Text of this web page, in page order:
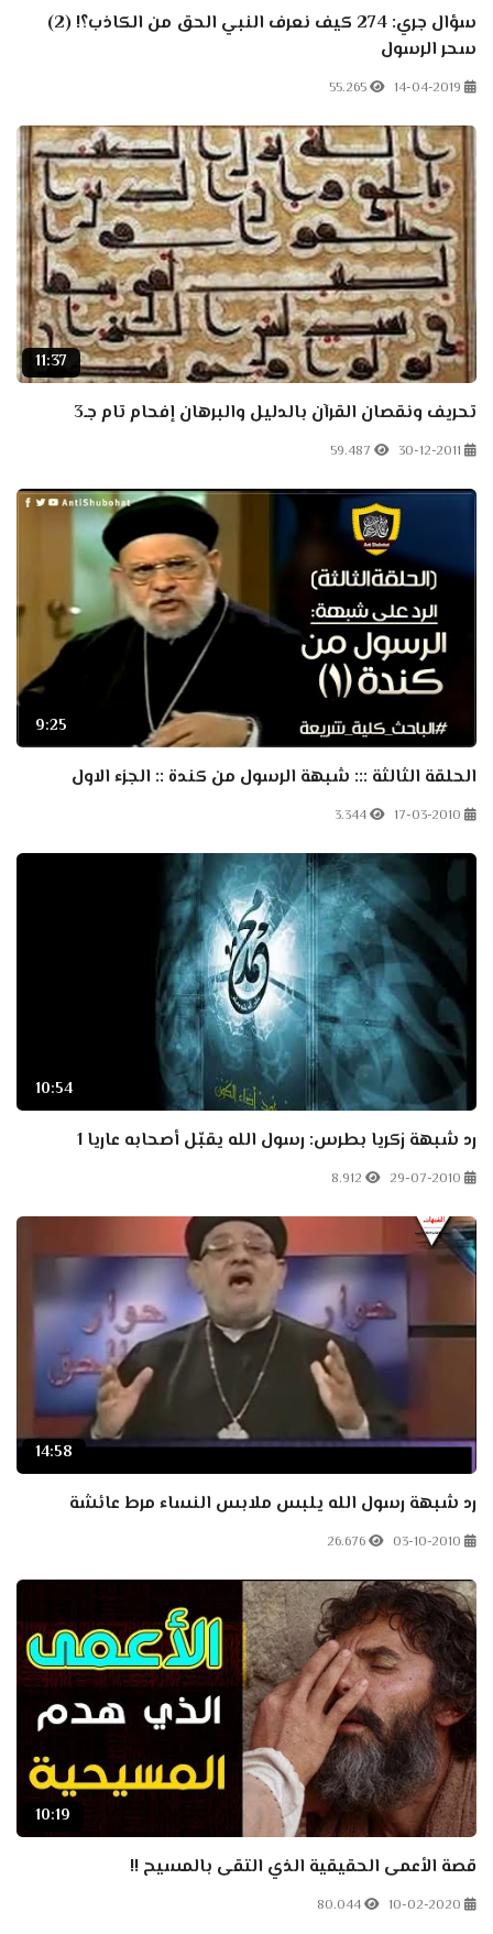
سؤال جري: 274 كيف نعرف النبي الحق من الكاذب؟! (2)
سحر الرسول
14-04-2019
55.265
11:37
تحريف ونقصان القرآن بالدليل والبرهان إفحام تام جـ3
30-12-2011
59.487
9:25
الحلقة الثالثة ::: شبهة الرسول من كندة :: الجزء الاول
17-03-2010
3.344
10:54
رد شبهة زكريا بطرس: رسول الله يقبّل أصحابه عاريا 1
29-07-2010
8.912
14:58
رد شبهة رسول الله يلبس ملابس النساء مرط عائشة
03-10-2010
26.676
10:19
قصة الأعمى الحقيقية الذي التقى بالمسيح !!
10-02-2020
80.044